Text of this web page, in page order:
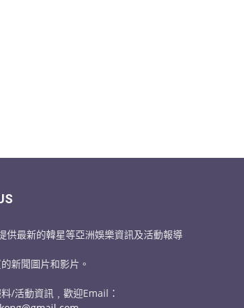
供最新的韓星等亞洲娛樂資訊及活動報導
新聞圖片和影片。
/活動資訊﹐歡迎Email：